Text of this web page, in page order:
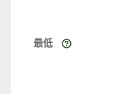
最低